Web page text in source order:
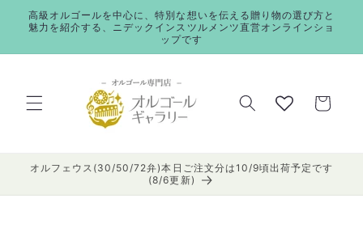
ンツに
進む
高級オルゴールを中心に、特別な想いを伝える贈り物の選び方と
魅力を紹介する、ニデックインスツルメンツ直営オンラインショ
ップです
ー
オルフェウス(30/50/72弁)本日ご注文分は10/9頃出荷予定です
(8/6更新)